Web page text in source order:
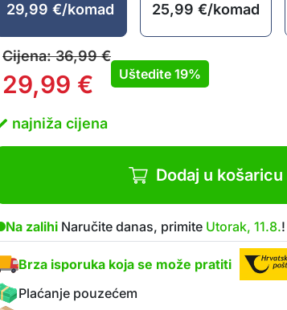
29,99€/komad
25,99 €/komad
Cijena:36,99€
29,99 € Uštedite 19%
najniža cijena
Dodaj u košaricu
Na zalihi Naručite danas, primite Utorak, 11.8.!
Brza isporuka koja se može pratiti
Plaćanje pouzećem